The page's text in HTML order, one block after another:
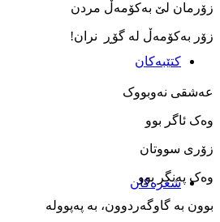
کتێبەکان
شعرەکان
زۆرمان لێ بەکۆمەڵ مردن
زۆر بەکۆمەڵ لە گۆڕ نران!
عەشقی نەوبووک
وەک ئاگر بوو
زۆری سووتان
وەک پەنگر بوو
بوون بە گاوگەردوون، بە پەپوولە